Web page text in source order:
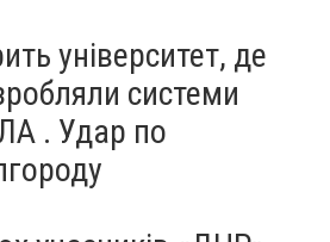
університет, де
системи
. Удар по